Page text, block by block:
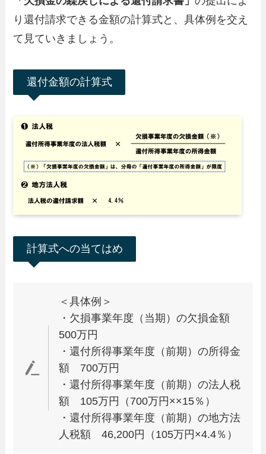
り還付請求できる金額の計算式と、具体例を交え
て見ていきましょう。
還付金額の計算式
計算式への当てはめ
＜具体例＞
・欠損事業年度（当期）の欠損金額
500万円
・還付所得事業年度（前期）の所得金
額 700万円
・還付所得事業年度（前期）の法人税
額 105万円（700万円××15％）
・還付所得事業年度（前期）の地方法
人税額 46,200円（105万円×4.4％）